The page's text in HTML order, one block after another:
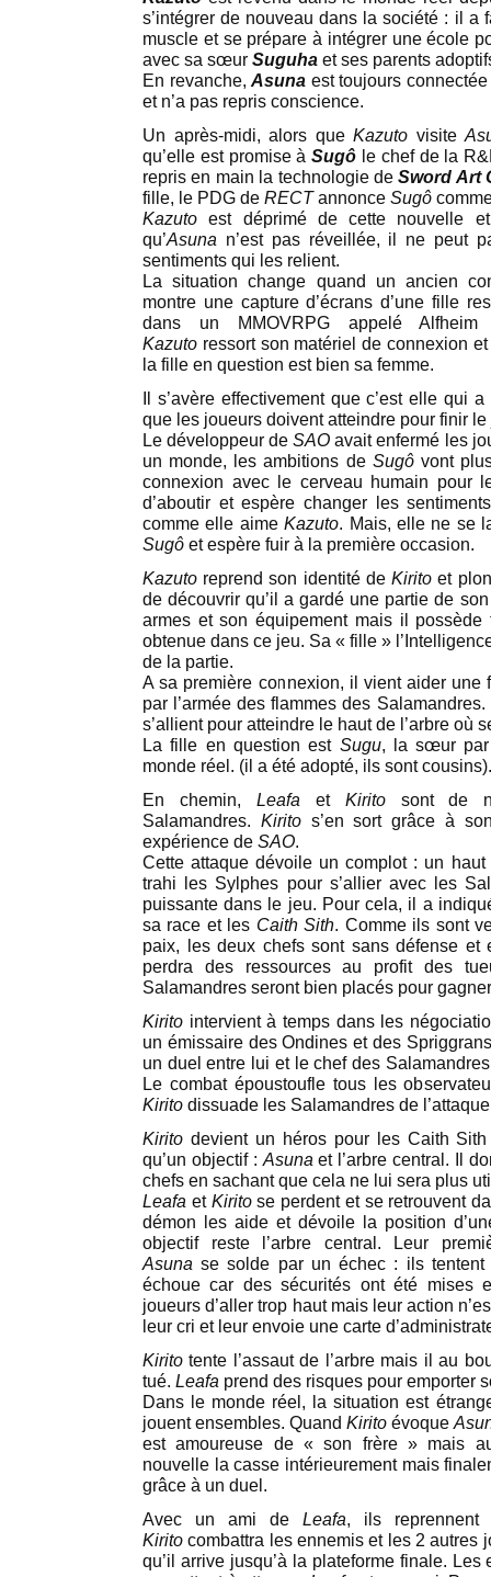
s’intégrer de nouveau dans la société : il a
muscle et se prépare à intégrer une école
avec sa sœur Suguha et ses parents
En revanche, Asuna est toujours
et n’a pas repris conscience.
Un après-midi, alors queKazuto visite
qu’elle est promise àSugô le chef de la
repris en main la technologie deSword Art
fille, le PDG de RECTannonce Sugô
Kazuto est déprimé de cette nouvelle
qu’Asuna n’est pas réveillée, il ne peut
sentiments qui les relient.
La situation change quand un ancien
montre une capture d’écrans d’une fille
dans un MMOVRPG appelé
Kazuto ressort son matériel de connexion
la fille en question est bien sa femme.
Il s’avère effectivement que c’est elle qui
que les joueurs doivent atteindre pour finir le
Le développeur deSAO avait enfermé les
un monde, les ambitions de Sugôvont
connexion avec le cerveau humain pour
d’aboutir et espère changer les
comme elle aimeKazuto. Mais, elle ne se
Sugô et espère fuir à la première occasion.
Kazuto reprend son identité deKirito et
de découvrir qu’il a gardé une partie de
armes et son équipement mais il possède
obtenue dans ce jeu. Sa « fille »
de la partie.
A sa première connexion, il vient aider
par l’armée des flammes des
s’allient pour atteindre le haut de l’arbre où
La fille en question est Sugu, la sœur
monde réel. (il a été adopté, ils sont cousins).
En chemin, Leafa et Kiritosont de
Salamandres. Kiritos’en sort grâce à
expérience de SAO.
Cette attaque dévoile un complot : un
trahi les Sylphes pour s’allier avec les
puissante dans le jeu. Pour cela, il a
sa race et les Caith Sith. Comme ils sont
paix, les deux chefs sont sans défense et
perdra des ressources au profit des
Salamandres seront bien placés pour
Kirito intervient à temps dans les
un émissaire des Ondines et des
un duel entre lui et le chef des
Le combat époustoufle tous les
Kirito dissuade les Salamandres de
Kirito devient un héros pour les Caith
qu’un objectif : Asuna et l’arbre central. Il
chefs en sachant que cela ne lui sera plus
Leafa et Kiritose perdent et se retrouvent
démon les aide et dévoile la position
objectif reste l’arbre central. Leur
Asuna se solde par un échec : ils tentent
échoue car des sécurités ont été mises
joueurs d’aller trop haut mais leur action
leur cri et leur envoie une carte
Kirito tente l’assaut de l’arbre mais il au
tué. Leafa prend des risques pour emporter
Dans le monde réel, la situation est
jouent ensembles. Quand Kirito évoque
est amoureuse de « son frère » mais
nouvelle la casse intérieurement mais
grâce à un duel.
Avec un ami de Leafa, ils reprennent
Kirito combattra les ennemis et les 2 autres
qu’il arrive jusqu’à la plateforme finale.